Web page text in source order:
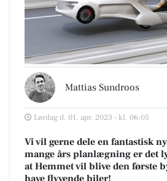
Mattias Sundroos
Lørdag d. 01. apr. 2023 - kl. 06:05
Vi vil gerne dele en fantastisk
mange års planlægning er det
at Hemmet vil blive den første
have flyvende biler!